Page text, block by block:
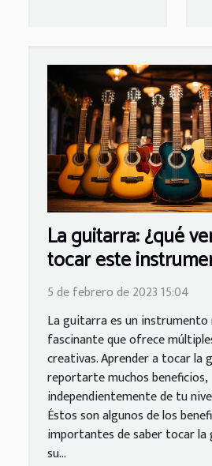
La guitarra: ¿qué
tocar este
musical?
5 de febrero de 2023 15:04
La guitarra es un instrumento
fascinante que ofrece
creativas. Aprender a tocar la
reportarte muchos beneficios,
independientemente de tu
Éstos son algunos de los
importantes de saber tocar
su...